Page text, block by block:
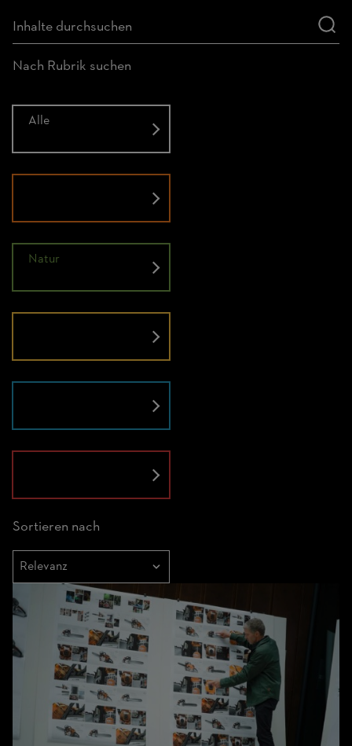
Nach Rubrik suchen
Alle
Natur
Sortieren nach
Sortieren
nach